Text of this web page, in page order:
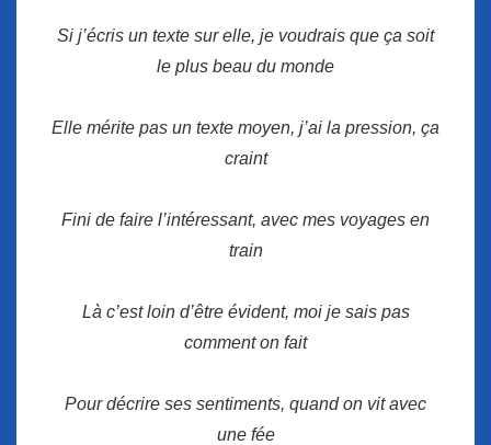
Si j’écris un texte sur elle, je voudrais que ça soit
le plus beau du monde
Elle mérite pas un texte moyen, j’ai la pression, ça
craint
Fini de faire l’intéressant, avec mes voyages en
train
Là c’est loin d’être évident, moi je sais pas
comment on fait
Pour décrire ses sentiments, quand on vit avec
une fée